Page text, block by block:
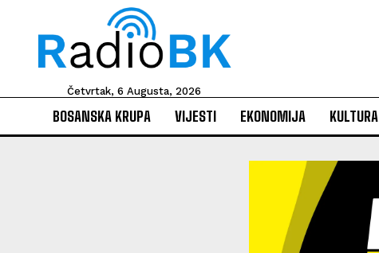
Četvrtak, 6 Augusta, 2026
BOSANSKA KRUPA VIJESTI EKONOMIJA KULTURA